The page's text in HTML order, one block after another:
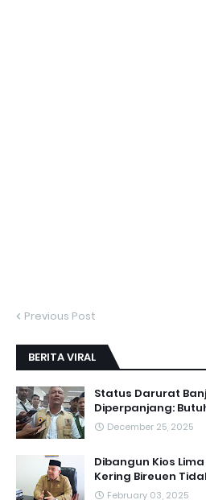
Previous Post
BERITA VIRAL
Status Darurat
Diperpanjang:
December 25, 2025
Dibangun Kios
Kering Bireuen
February 03, 2025